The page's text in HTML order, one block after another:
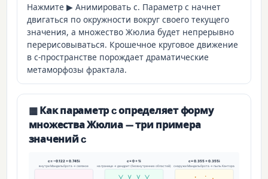
Нажмите ▶ Анимировать c. Параметр c начнет
двигаться по окружности вокруг своего текущего
значения, а множество Жюлиа будет непрерывно
перерисовываться. Крошечное круговое движение
в c-пространстве порождает драматические
метаморфозы фрактала.
▦ Как параметр c определяет форму
множества Жюлиа — три примера
значений c
c = −0.122 + 0.745i
внутри Мандельброта → связное
c = 0 + 1i
на границе → дендрит (без внутренних областей)
c = 0.355 + 0.355i
снаружи Мандельброта → пыль Кантора